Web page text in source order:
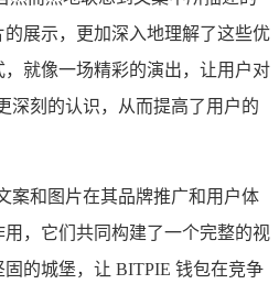
展示，更加深入地理解了这些优
就像一场精彩的演出，让用户对
深刻的认识，从而提高了用户的
案和图片在其品牌推广和用户体
，它们共同构建了一个完整的视
的城堡，让 BITPIE 钱包在竞争